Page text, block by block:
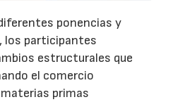
ponencias y
los participantes
estructurales que
el comercio
primas